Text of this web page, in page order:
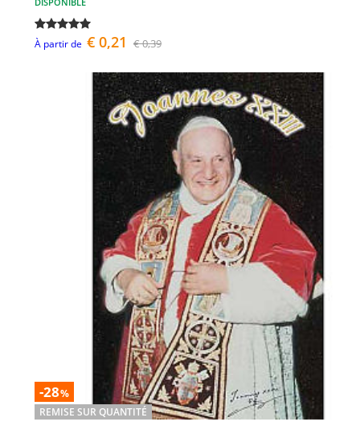
À partir de € 0,21 € 0,39
-28%
REMISE SUR QUANTITÉ